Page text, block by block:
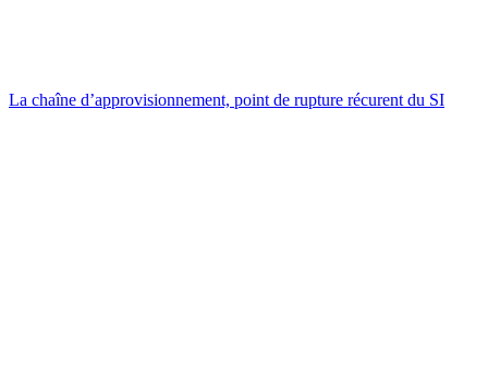
La chaîne d’approvisionnement, point de rupture récurent du SI